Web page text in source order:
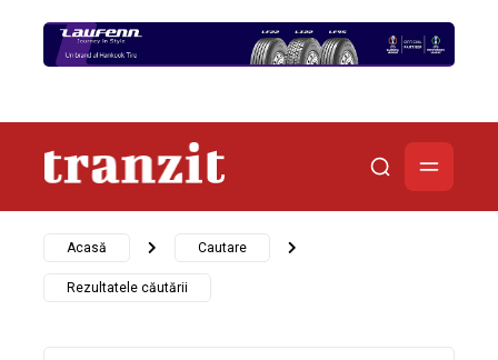
Acasă Cautare
Rezultatele căutării